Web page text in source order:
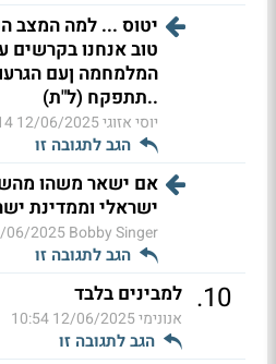
יטוס ... למה המצב
טוב אנחנו בקרשים
המלמחמה ןעם
..תתפקח (ל"ת)
יוסי אזוגי12/06/2025 12:14
הגב לתגובה זו
אם ישאר משהו
ישראלי וממדינת
Bobby Singer
2025 11:27
הגב לתגובה זו
10
. למבינים בלבד
אנונימי12/06/2025 10:54
הגב לתגובה זו